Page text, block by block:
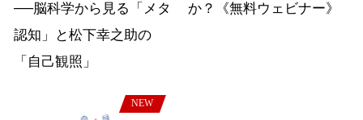
──脳科学から見る「メタ
認知」と松下幸之助の
「自己観照」
か？《無料ウェビナー》
NEW